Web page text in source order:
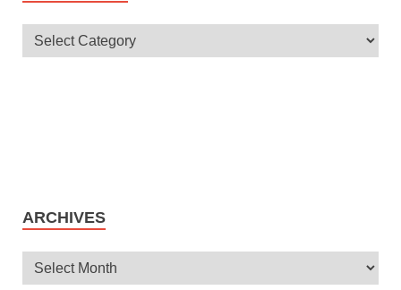
ARCHIVES